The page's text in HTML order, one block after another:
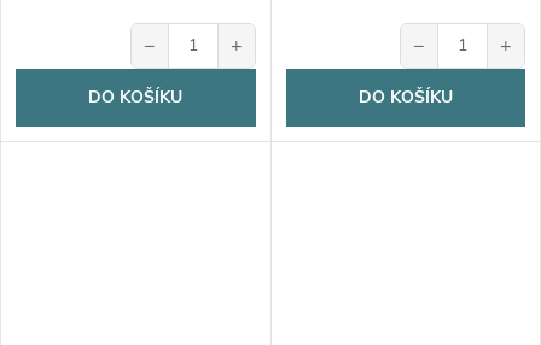
− +
DO KOŠÍKU
− +
DO KOŠÍKU